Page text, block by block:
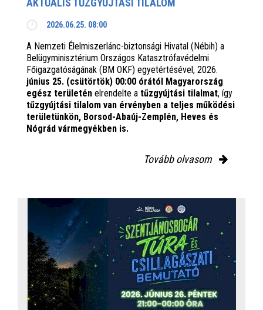
AKTUÁLIS TŰZGYÚJTÁSI TILALOM
2026.06.25. 08:00
A Nemzeti Élelmiszerlánc-biztonsági Hivatal (Nébih) a
Belügyminisztérium Országos Katasztrófavédelmi
Főigazgatóságának (BM OKF) egyetértésével, 2026.
június 25. (csütörtök) 00:00 órától Magyarország
egész területén elrendelte a tűzgyújtási tilalmat, így
tűzgyújtási tilalom van érvényben a teljes működési
területünkön, Borsod-Abaúj-Zemplén, Heves és
Nógrád vármegyékben is.
Tovább olvasom